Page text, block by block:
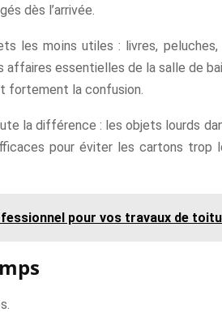
dès l’arrivée.
les moins utiles : livres,
essentielles de la salle de
fortement la confusion.
la différence : les objets lourds
pour éviter les cartons
pour vos travaux de